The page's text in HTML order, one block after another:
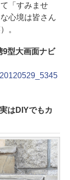
「すみませ
心境は皆さん
。
9型大画面ナビ
はDIYでもカ